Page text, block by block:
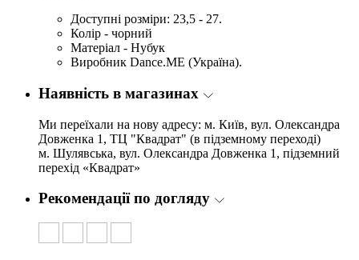
Доступні розміри: 23,5 - 27.
Колір - чорний
Матеріал - Нубук
Виробник Dance.ME (Україна).
Наявність в магазинах
Ми переїхали на нову адресу: м. Київ, вул. Олександра
Довженка 1, ТЦ "Квадрат" (в підземному переході)
м. Шулявська, вул. Олександра Довженка 1, підземний
перехід «Квадрат»
Рекомендації по догляду